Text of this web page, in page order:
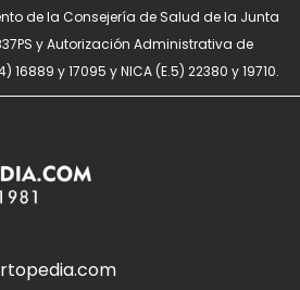
de la Consejería de Salud de la Junta
y Autorización Administrativa de
16889 y 17095 y NICA (E.5) 22380 y 19710.